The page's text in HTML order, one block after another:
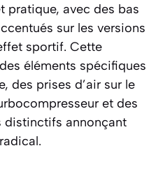
pratique, avec des bas
sur les versions
sportif. Cette
éléments spécifiques
des prises d’air sur le
et des
distinctifs annonçant